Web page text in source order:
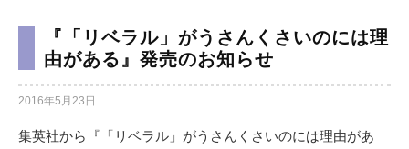
『「リベラル」がうさんくさいのには理
由がある』発売のお知らせ
2016年5月23日
集英社から『「リベラル」がうさんくさいのには理由があ